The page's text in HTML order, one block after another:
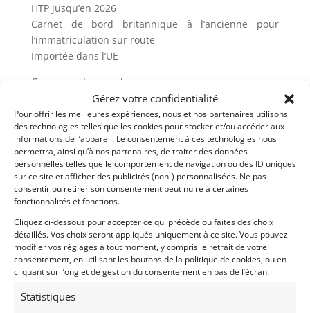
Gérez votre confidentialité
Pour offrir les meilleures expériences, nous et nos partenaires utilisons
des technologies telles que les cookies pour stocker et/ou accéder aux
informations de l’appareil. Le consentement à ces technologies nous
permettra, ainsi qu’à nos partenaires, de traiter des données
personnelles telles que le comportement de navigation ou des ID uniques
sur ce site et afficher des publicités (non-) personnalisées. Ne pas
consentir ou retirer son consentement peut nuire à certaines
fonctionnalités et fonctions.
Cliquez ci-dessous pour accepter ce qui précède ou faites des choix
détaillés. Vos choix seront appliqués uniquement à ce site. Vous pouvez
modifier vos réglages à tout moment, y compris le retrait de votre
consentement, en utilisant les boutons de la politique de cookies, ou en
cliquant sur l’onglet de gestion du consentement en bas de l’écran.
Statistiques
HTP jusqu’en 2026
Carnet de bord britannique à l’ancienne pour
l’immatriculation sur route
Importée dans l’UE
Groupe motopropulseur
Fiche dyno à 175 bhp et 172 NM
Manivelle FIA 4 boulons et 4 goujons Farndon
Bielles FIA Farndon
Pistons Accralite
Nouvelle culasse FIA
Cames TP motorsport
Weber 45 x2
Boîte de vitesses FIA, Quaife avec bagues en acier,
centre Mag, reste Alu.
Nouveau différentiel Alu 4.1
Nouveaux arbres de transmission
Moteur et boite de vitesse 6 heures seulement
Pièces détachées